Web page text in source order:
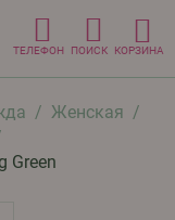
ТЕЛЕФОН ПОИСК КОРЗИНА
/ Женская /
Green